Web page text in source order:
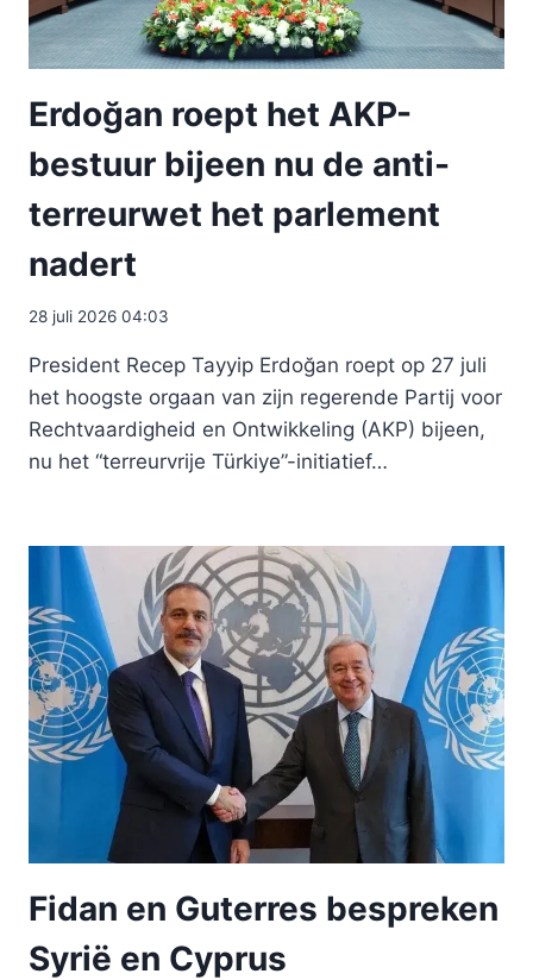
Erdoğan roept het AKP-
bestuur bijeen nu de anti-
terreurwet het parlement
nadert
28 juli 2026 04:03
President Recep Tayyip Erdoğan roept op 27 juli
het hoogste orgaan van zijn regerende Partij voor
Rechtvaardigheid en Ontwikkeling (AKP) bijeen,
nu het “terreurvrije Türkiye”-initiatief…
Fidan en Guterres bespreken
Syrië en Cyprus